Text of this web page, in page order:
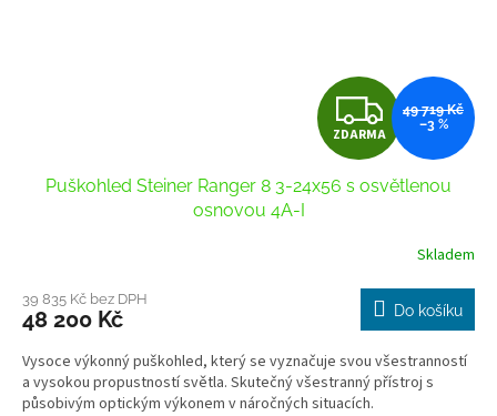
Z
D
A
M
A
ZDARMA
49 719 Kč
–3 %
Puškohled Steiner Ranger 8 3-24x56 s osvětlenou
osnovou 4A-I
Skladem
39 835 Kč bez DPH
48 200 Kč Do košíku
Vysoce výkonný puškohled, který se vyznačuje svou všestranností
a vysokou propustností světla. Skutečný všestranný přístroj s
působivým optickým výkonem v náročných situacích.